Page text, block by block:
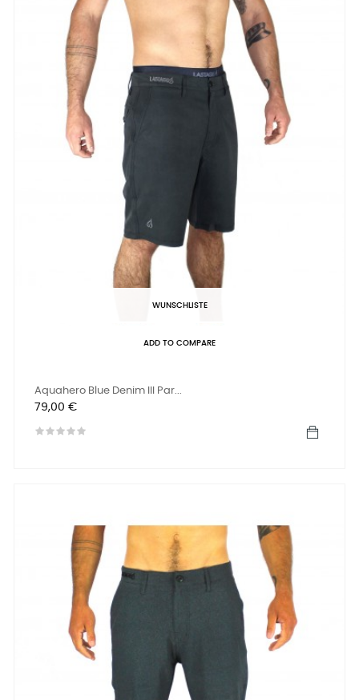
WUNSCHLISTE
ADD TO COMPARE
Aquahero Blue Denim III Par...
Preis
79,00 €